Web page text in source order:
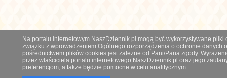
Na portalu internetowym NaszDziennik.pl mogą być wykorzystywane
związku z wprowadzeniem Ogólnego rozporządzenia o ochronie danych
pośrednictwem plików cookies jest zależne od Pani/Pana zgody.
przez właściciela portalu internetowego NaszDziennik.pl oraz jego
preferencjom, a także będzie pomocne w celu analitycznym.